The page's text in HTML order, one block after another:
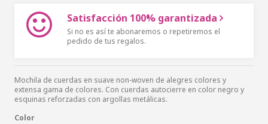
Satisfacción 100% garantizada
Si no es así te abonaremos o repetiremos el
pedido de tus regalos.
Mochila de cuerdas en suave non-woven de alegres colores y
extensa gama de colores. Con cuerdas autocierre en color negro y
esquinas reforzadas con argollas metálicas.
Color